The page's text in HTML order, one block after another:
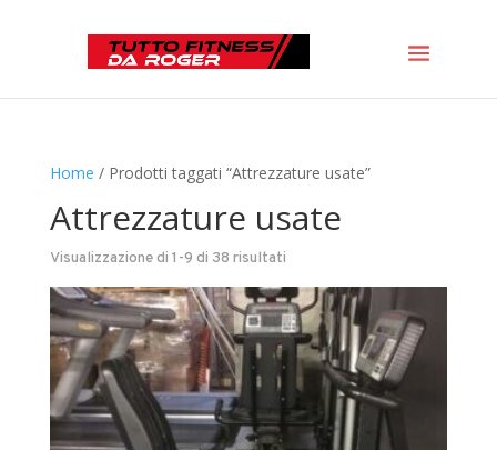
Home / Prodotti taggati “Attrezzature usate”
Attrezzature usate
Visualizzazione di 1-9 di 38 risultati